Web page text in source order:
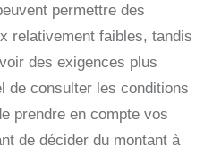
permettre des
relativement faibles, tandis
des exigences plus
de consulter les conditions
prendre en compte vos
de décider du montant à